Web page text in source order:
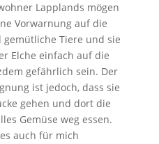
Lapplands mögen
Vorwarnung auf die
gemütliche Tiere und sie
Elche einfach auf die
gefährlich sein. Der
ist jedoch, dass sie
gehen und dort die
Gemüse weg essen.
auch für mich